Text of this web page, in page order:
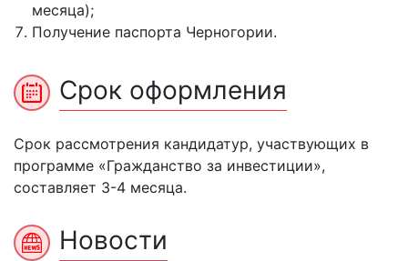
месяца);
Получение паспорта Черногории.
Срок оформления
Срок рассмотрения кандидатур, участвующих в
программе «Гражданство за инвестиции»,
составляет 3-4 месяца.
Новости